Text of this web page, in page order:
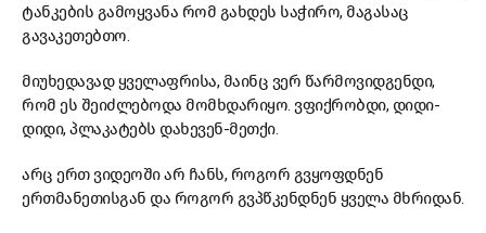
ტანკების გამოყვანა რომ გახდეს საჭირო, მაგასაც
გავაკეთებთო.
მიუხედავად ყველაფრისა, მაინც ვერ წარმოვიდგენდი,
რომ ეს შეიძლებოდა მომხდარიყო. ვფიქრობდი, დიდი-
დიდი, პლაკატებს დახევენ-მეთქი.
არც ერთ ვიდეოში არ ჩანს, როგორ გვყოფდნენ
ერთმანეთისგან და როგორ გვპწკენდნენ ყველა მხრიდან.